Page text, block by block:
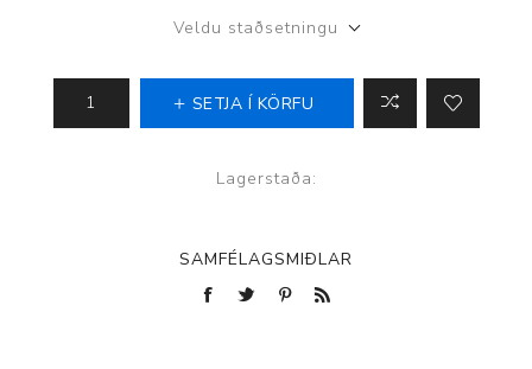
Veldu staðsetningu
SETJA Í KÖRFU
Lagerstaða:
SAMFÉLAGSMIÐLAR